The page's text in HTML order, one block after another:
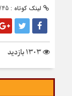
لینک کوتاه :